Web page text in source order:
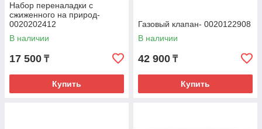
Набор переналадки с
сжиженного на природ-
0020202412
В наличии
17 500 ₸
Купить
Газовый клапан- 0020122908
В наличии
42 900 ₸
Купить